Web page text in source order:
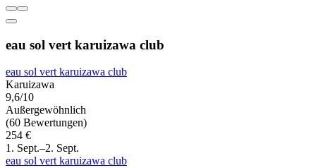
eau sol vert karuizawa club
eau sol vert karuizawa club
Karuizawa
9,6/10
Außergewöhnlich
(60 Bewertungen)
254 €
1. Sept.–2. Sept.
eau sol vert karuizawa club